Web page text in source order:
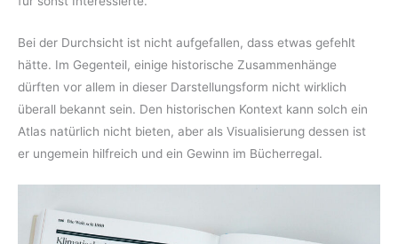
Bei der Durchsicht ist nicht aufgefallen, dass etwas gefehlt
hätte. Im Gegenteil, einige historische Zusammenhänge
dürften vor allem in dieser Darstellungsform nicht wirklich
überall bekannt sein. Den historischen Kontext kann solch ein
Atlas natürlich nicht bieten, aber als Visualisierung dessen ist
er ungemein hilfreich und ein Gewinn im Bücherregal.